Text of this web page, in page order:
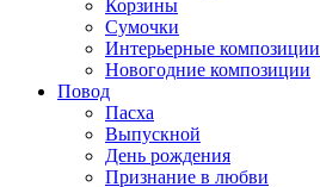
Корзины
Сумочки
Интерьерные композиции
Новогодние композиции
Повод
Пасха
Выпускной
День рождения
Признание в любви